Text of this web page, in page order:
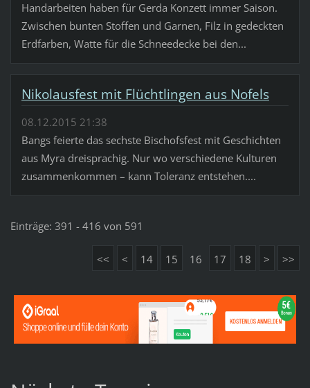
Handarbeiten haben für Gerda Konzett immer Saison.
Zwischen bunten Stoffen und Garnen, Filz in gedeckten
Erdfarben, Watte für die Schneedecke bei den...
Nikolausfest mit Flüchtlingen aus Nofels
08.12.2015 21:38
Bangs feierte das sechste Bischofsfest mit Geschichten
aus Myra dreisprachig. Nur wo verschiedene Kulturen
zusammenkommen – kann Toleranz entstehen....
Einträge: 391 - 416 von 591
<< < 14 15 16 17 18 > >>